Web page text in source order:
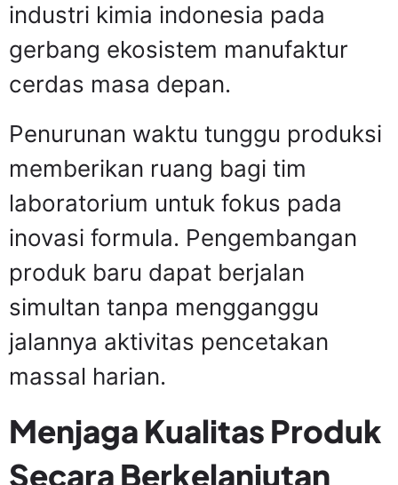
industri kimia indonesia pada
gerbang ekosistem manufaktur
cerdas masa depan.
Penurunan waktu tunggu produksi
memberikan ruang bagi tim
laboratorium untuk fokus pada
inovasi formula. Pengembangan
produk baru dapat berjalan
simultan tanpa mengganggu
jalannya aktivitas pencetakan
massal harian.
Menjaga Kualitas Produk
Secara Berkelanjutan